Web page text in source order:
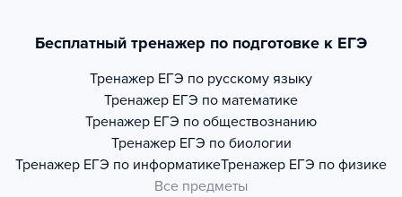
Бесплатный тренажер по подготовке к ЕГЭ
Тренажер ЕГЭ по русскому языку
Тренажер ЕГЭ по математике
Тренажер ЕГЭ по обществознанию
Тренажер ЕГЭ по биологии
Тренажер ЕГЭ по информатикеТренажер ЕГЭ по физике
Все предметы